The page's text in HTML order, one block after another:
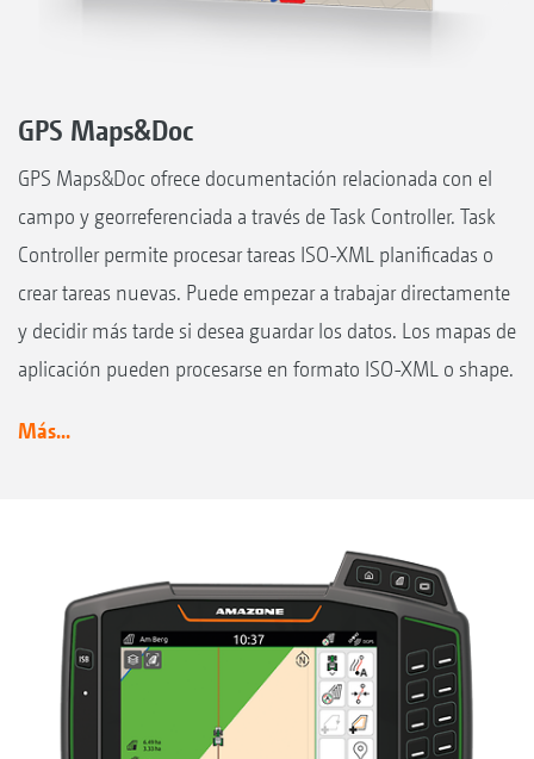
GPS Maps&Doc
GPS Maps&Doc ofrece documentación relacionada con el
campo y georreferenciada a través de Task Controller. Task
Controller permite procesar tareas ISO-XML planificadas o
crear tareas nuevas. Puede empezar a trabajar directamente
y decidir más tarde si desea guardar los datos. Los mapas de
aplicación pueden procesarse en formato ISO-XML o shape.
Más...